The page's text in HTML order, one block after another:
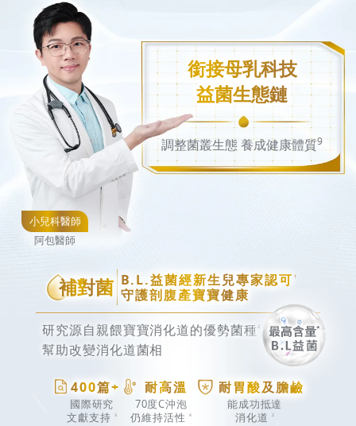
銜接母乳科技
益菌生態鏈
調整菌叢生態 養成健康體質9
小兒科醫師
阿包醫師
補對菌 B.L.益菌經新生兒專家認可 1
守護剖腹產寶寶健康
研究源自親餵寶寶消化道的優勢菌種 2
幫助改變消化道菌相
400篇+
國際研究
文獻支持
3
耐高溫
70度C沖泡
仍維持活性
4
耐胃酸及膽鹼
能成功抵達
消化道
2